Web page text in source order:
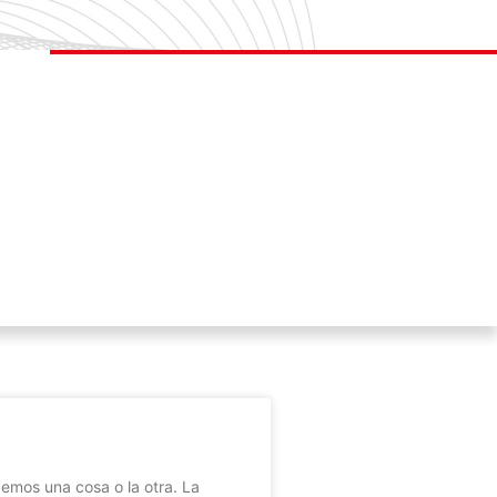
una cosa o la otra. La